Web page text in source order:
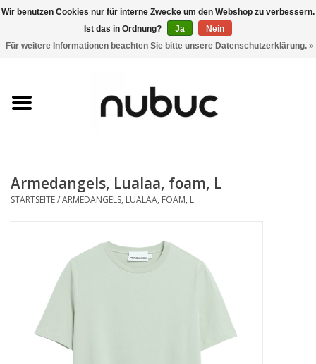
0 Artikel - CHF 0,00
Damen
Accessoires
Armedangels, Lualaa, foam, L
STARTSEITE/ARMEDANGELS, LUALAA, FOAM, L
Wir benutzen Cookies nur für interne Zwecke um den Webshop zu verbessern.
Ist das in Ordnung?
Ja
Nein
Für weitere Informationen beachten Sie bitte unsere Datenschutzerklärung. »